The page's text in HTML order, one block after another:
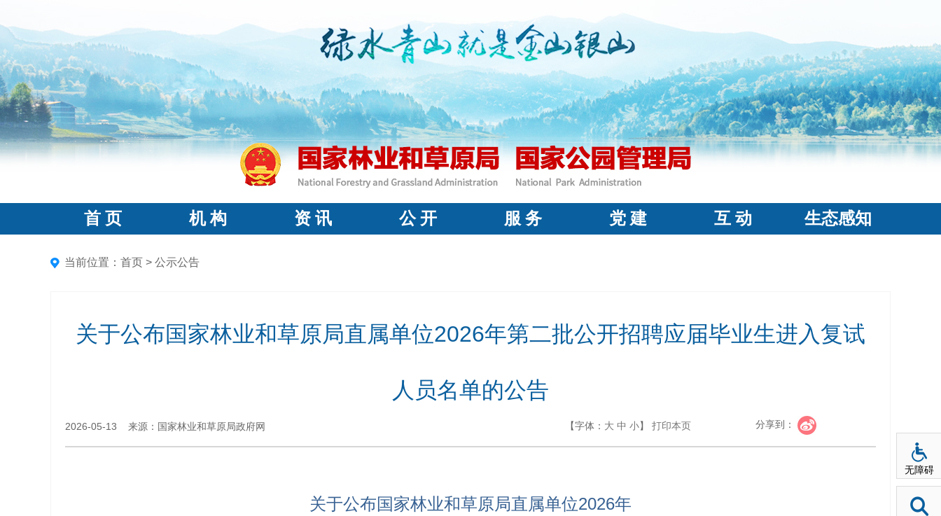
首 页 机 构 资 讯 公 开 服 务 党 建 互 动 生态感知
当前位置： 首页 > 公示公告
关于公布国家林业和草原局直属单位2026年第二批公开招聘应届毕业生进入复试
人员名单的公告
2026-05-13 来源：国家林业和草原局政府网 【字体： 大 中 小】 打印本页 分享到：
关于公布国家林业和草原局直属单位2026年
无障碍